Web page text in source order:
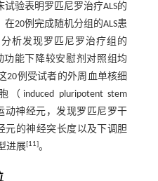
验表明罗匹尼罗治疗ALS的
在20例完成随机分组的ALS患
析发现罗匹尼罗治疗组的
功能下降较安慰剂对照组均
20例受试者的外周血单核细
induced pluripotent stem
动神经元，发现罗匹尼罗干
元的神经突长度以及下调胆
进展[11]。